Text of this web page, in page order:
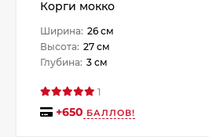
Корги мокко
Ширина: 26 см
Высота: 27 см
Глубина: 3 см
1
+650 БАЛЛОВ!